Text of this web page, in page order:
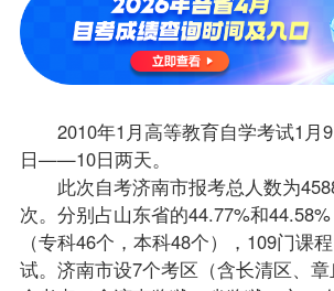
2010年1月高等教育自学考试1月9
日——10日两天。
此次自考济南市报考总人数为
次。分别占山东省的44.77%和
（专科46个，本科48个），109门课程
试。济南市设7个考区（含长清区、